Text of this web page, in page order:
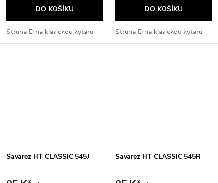
DO KOŠÍKU
Struna D na klasickou kytaru
DO KOŠÍKU
Struna D na klasickou kytaru
Savarez HT CLASSIC 545J Savarez HT CLASSIC 545R